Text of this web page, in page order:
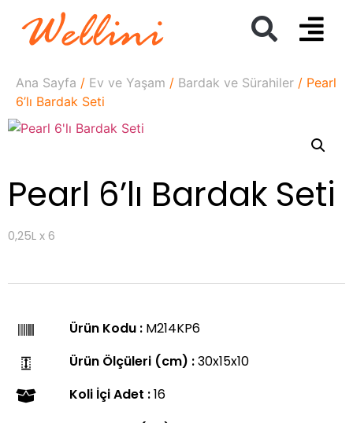
Ana Sayfa / Ev ve Yaşam / Bardak ve Sürahiler / Pearl
6’lı Bardak Seti
Pearl 6’lı Bardak Seti
0,25L x 6
Ürün Kodu : M214KP6
Ürün Ölçüleri (cm) :30x15x10
Koli İçi Adet :16